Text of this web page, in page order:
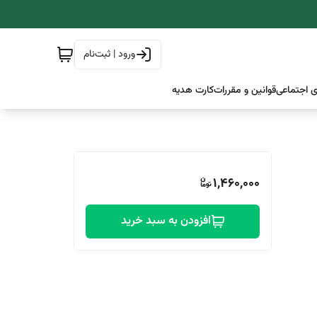
ورود | ثبت‌نام
اجتماعیقوانین و مقرراتکارت هدیه
1,460,000
افزودن به سبد خرید